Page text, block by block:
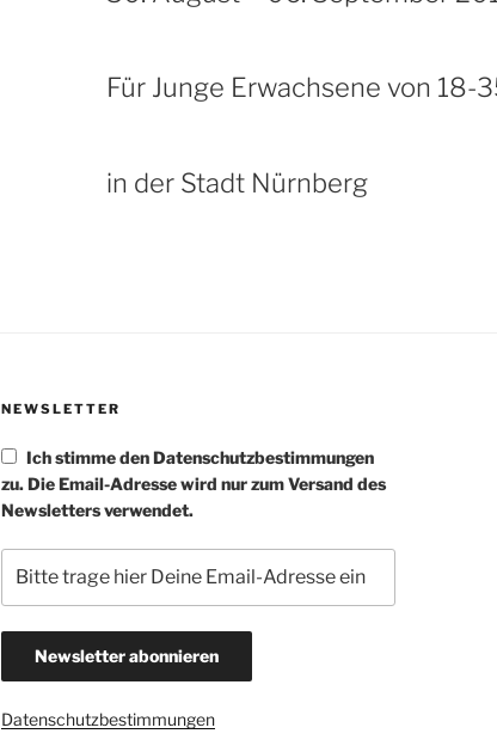
Für Junge Erwachsene von 18-
in der Stadt Nürnberg
NEWSLETTER
Ich stimme den Datenschutzbestimmungen
zu. Die Email-Adresse wird nur zum Versand des
Newsletters verwendet.
Datenschutzbestimmungen